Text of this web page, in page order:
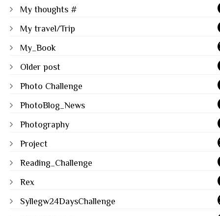
My thoughts #
My travel/Trip
My_Book
Older post
Photo Challenge
PhotoBlog_News
Photography
Project
Reading_Challenge
Rex
Syllegw24DaysChallenge